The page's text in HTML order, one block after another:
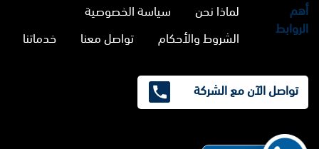
أهم
الروابط
لماذا نحن
سياسة الخصوصية
الشروط والأحكام
تواصل معنا خدماتنا
تواصل الآن مع الشركة